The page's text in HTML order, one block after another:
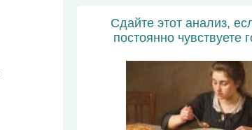
Сдайте этот анализ,
постоянно чувствуете